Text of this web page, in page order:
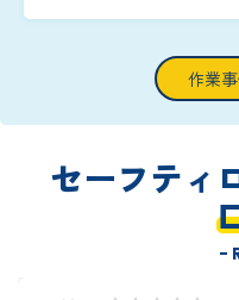
速に復旧作業へ取り
ブースターケーブル
つなぎ、ジャンピング
きました。
作業
セーフティ
-